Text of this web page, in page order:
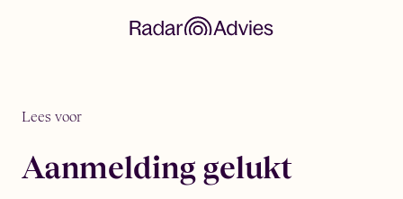
Lees voor
Aanmelding gelukt